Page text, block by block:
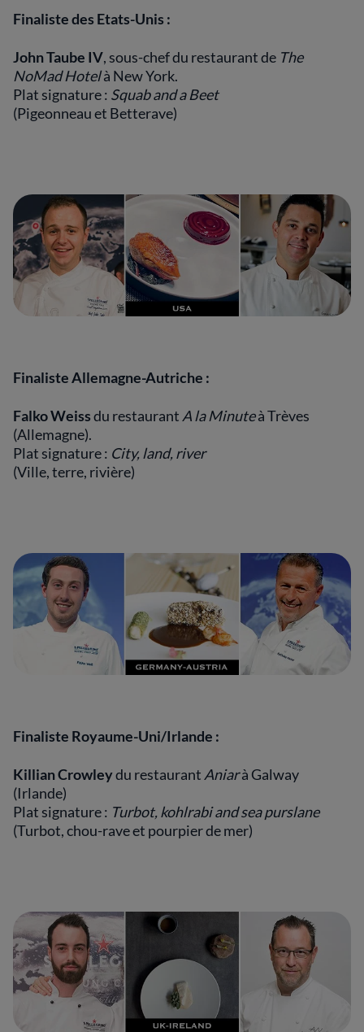
Finaliste des Etats-Unis :
John Taube IV, sous-chef du restaurant de The
NoMad Hotelà New York.
Plat signature : Squab and a Beet
(Pigeonneau et Betterave)
Finaliste Allemagne-Autriche :
Falko Weissdu restaurant A la Minuteà Trèves
(Allemagne).
Plat signature : City, land, river
(Ville, terre, rivière)
Finaliste Royaume-Uni/Irlande :
Killian Crowleydu restaurant Aniarà Galway
(Irlande)
Plat signature : Turbot, kohlrabi and sea purslane
(Turbot, chou-rave et pourpier de mer)